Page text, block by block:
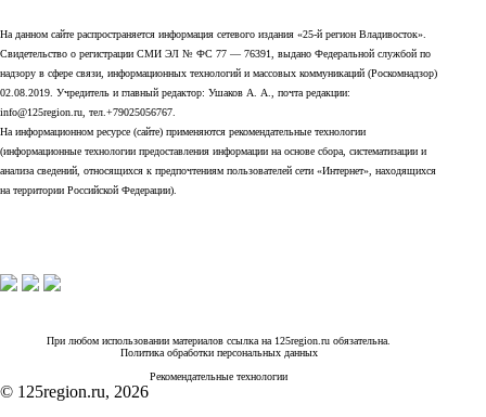
На данном сайте распространяется информация сетевого издания «25-й регион Владивосток».
Свидетельство о регистрации СМИ ЭЛ № ФС 77 — 76391, выдано Федеральной службой по
надзору в сфере связи, информационных технологий и массовых коммуникаций (Роскомнадзор)
02.08.2019. Учредитель и главный редактор: Ушаков А. А., почта редакции:
info@125region.ru, тел.+79025056767.
На информационном ресурсе (сайте) применяются рекомендательные технологии
(информационные технологии предоставления информации на основе сбора, систематизации и
анализа сведений, относящихся к предпочтениям пользователей сети «Интернет», находящихся
на территории Российской Федерации).
При любом использовании материалов ссылка на 125region.ru обязательна.
Политика обработки персональных данных
Рекомендательные технологии
© 125region.ru, 2026